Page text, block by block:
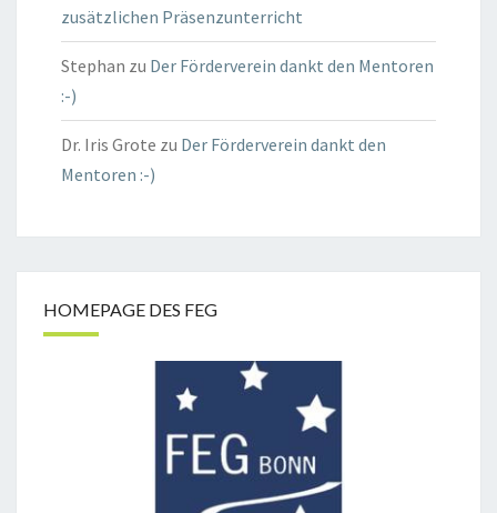
zusätzlichen Präsenzunterricht
Stephan zu Der Förderverein dankt den Mentoren
:-)
Dr. Iris Grote zu Der Förderverein dankt den
Mentoren :-)
HOMEPAGE DES FEG